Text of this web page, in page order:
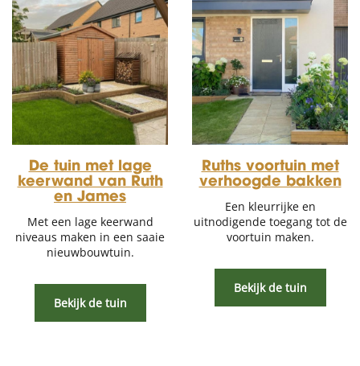
De tuin met lage
keerwand van Ruth
en James
Met een lage keerwand
niveaus maken in een saaie
nieuwbouwtuin.
Bekijk de tuin
Ruths voortuin met
verhoogde bakken
Een kleurrijke en
uitnodigende toegang tot de
voortuin maken.
Bekijk de tuin